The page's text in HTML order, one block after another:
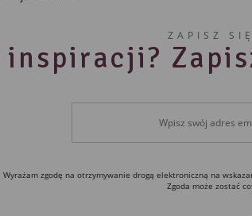
ZAPISZ
inspiracji?
Wyrażam zgodę na otrzymywanie drogą elektroniczną na
Zgoda może zostać